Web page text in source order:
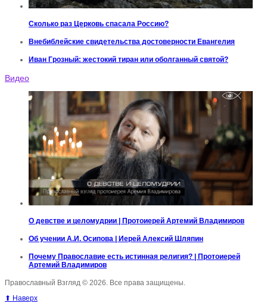
Сколько раз Церковь спасала Россию?
Внебиблейские свидетельства достоверности Евангелия
Иван Грозный: жестокий тиран или оболганный святой?
Видео
О девстве и целомудрии | Протоиерей Артемий Владимиров
Об учении А.И. Осипова | Иерей Алексий Шляпин
Почему Православие есть истинная религия? | Протоиерей
Артемий Владимиров
Православный Взгляд © 2026. Все права защищены.
⬆ Наверх